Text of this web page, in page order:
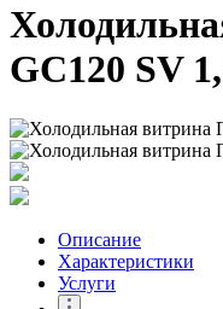
GC120 SV
Описание
Характеристики
Услуги